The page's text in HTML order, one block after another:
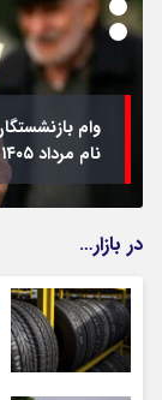
نام مرداد ۱۴۰۵ اعلام شد
در بازار…